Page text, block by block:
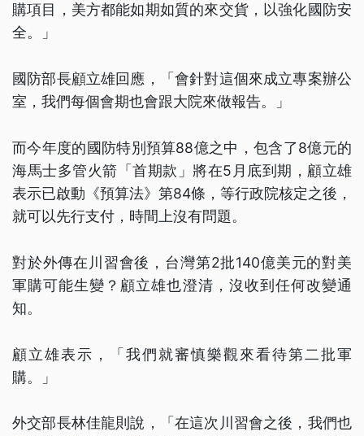
購項目，美方都能如期如質的來交貨，以強化國防安
全。」
國防部長顧立雄回應，「會針對這個來成立專案辦公
室，我們每個會期也會跟大院來做報告。」
而今年度的國防特別預算88億之中，包含了8億元的
海馬士多管火箭「首期款」將在5月底到期，顧立雄
表示已啟動《預算法》第84條，等行政院核定之後，
就可以先行支付，時間上沒有問題。
對於外傳在川習會後，台灣第2批140億美元的對美
軍購可能生變？顧立雄也澄清，沒收到任何改變通
知。
顧立雄表示，「我們就審慎樂觀來看待第二批軍
購。」
外交部長林佳龍則說，「在這次川習會之後，我們也